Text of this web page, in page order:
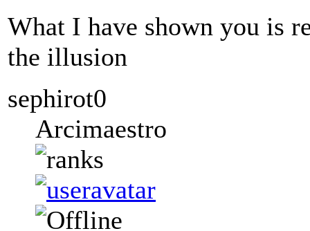
What I have shown you is
the illusion
sephirot0
Arcimaestro